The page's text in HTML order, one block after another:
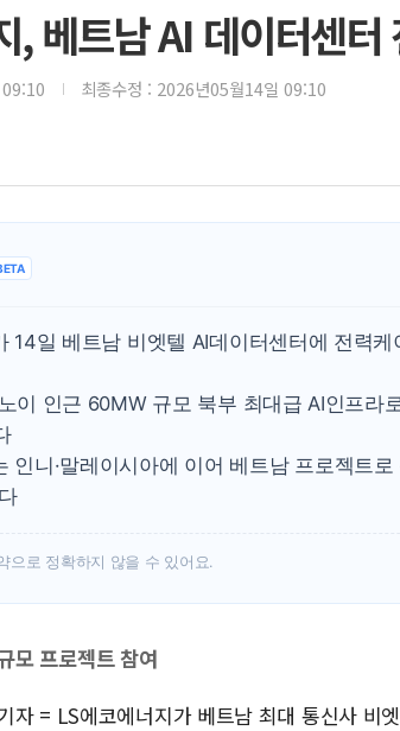
[
, 베트남 AI 데이터센터
최종수정 : 2026년05월14일 09:10
14일 베트남 비엣텔 AI데이터센터에 전력
이 인근 60MW 규모 북부 최대급 AI인프라
인니·말레이시아에 이어 베트남 프로젝트
으로 정확하지 않을 수 있어요.
모 프로젝트 참여
자 = LS에코에너지가 베트남 최대 통신사 비